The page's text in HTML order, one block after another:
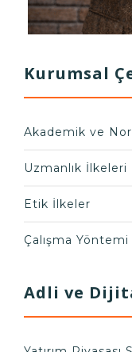
Kurumsal
Akademik ve
Uzmanlık İlkeleri
Etik İlkeler
Çalışma Yöntemi
Adli ve